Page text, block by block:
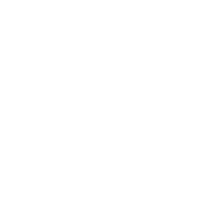
ilusionarse con el
un ganador para el
extranjeros